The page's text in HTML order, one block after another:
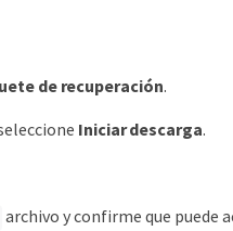
de recuperación.
Iniciar descarga.
archivo y confirme que puede